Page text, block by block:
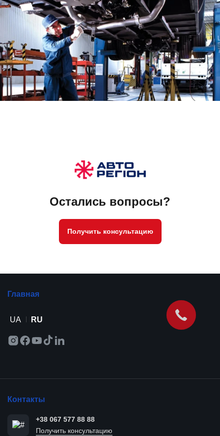
Остались вопросы?
Получить консультацию
Главная
UA RU
Контакты
+38 067 577 88 88
Получить консультацию